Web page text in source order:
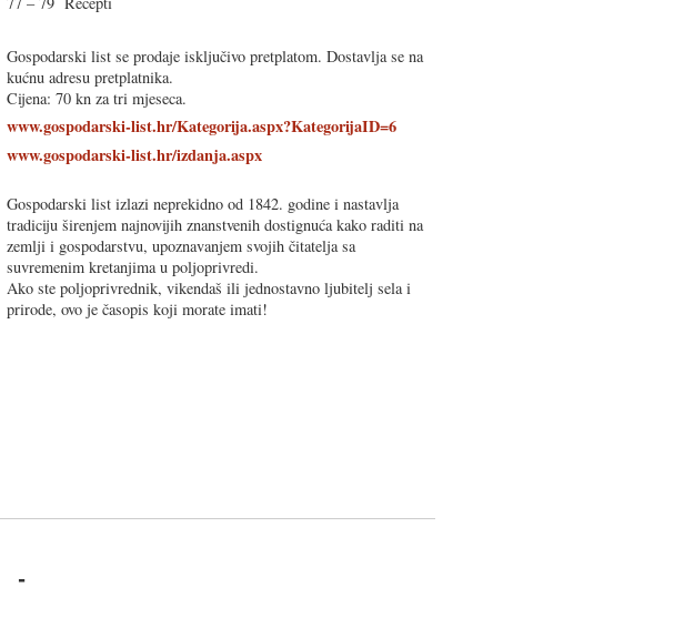
Gospodarski list se prodaje isključivo pretplatom. Dostavlja se na
kućnu adresu pretplatnika.
Cijena: 70 kn za tri mjeseca.
www.gospodarski-list.hr/Kategorija.aspx?KategorijaID=6
www.gospodarski-list.hr/izdanja.aspx
Gospodarski list izlazi neprekidno od 1842. godine i nastavlja
tradiciju širenjem najnovijih znanstvenih dostignuća kako raditi na
zemlji i gospodarstvu, upoznavanjem svojih čitatelja sa
suvremenim kretanjima u poljoprivredi.
Ako ste poljoprivrednik, vikendaš ili jednostavno ljubitelj sela i
prirode, ovo je časopis koji morate imati!
-